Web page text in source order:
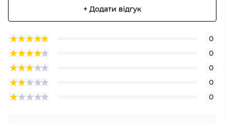
+ Додати відгук
0
0
0
0
0